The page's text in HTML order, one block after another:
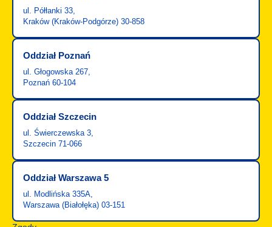
ul. Półłanki 33,
Kraków (Kraków-Podgórze) 30-858
Oddział Poznań
ul. Głogowska 267,
Poznań 60-104
Oddział Szczecin
ul. Świerczewska 3,
Szczecin 71-066
Oddział Warszawa 5
ul. Modlińska 335A,
Warszawa (Białołęka) 03-151